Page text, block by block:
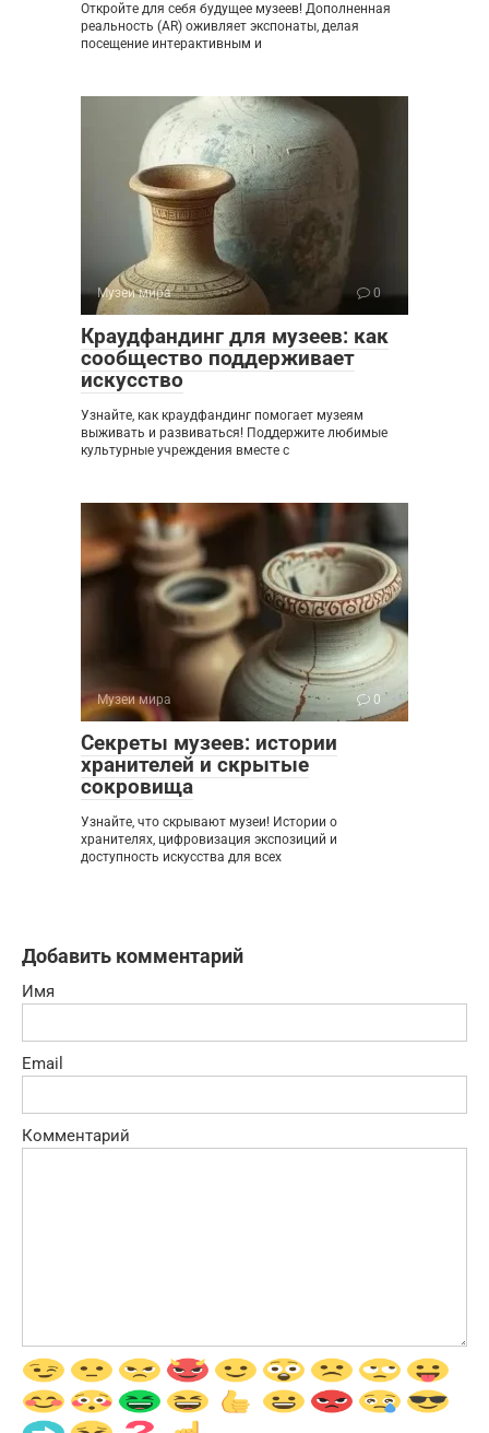
Откройте для себя будущее музеев! Дополненная
реальность (AR) оживляет экспонаты, делая
посещение интерактивным и
Музеи мира 0
Краудфандинг для музеев: как
сообщество поддерживает
искусство
Узнайте, как краудфандинг помогает музеям
выживать и развиваться! Поддержите любимые
культурные учреждения вместе с
Музеи мира 0
Секреты музеев: истории
хранителей и скрытые
сокровища
Узнайте, что скрывают музеи! Истории о
хранителях, цифровизация экспозиций и
доступность искусства для всех
Добавить комментарий
Имя
Email
Комментарий